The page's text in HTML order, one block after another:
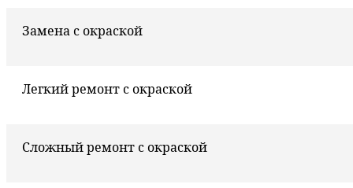
Замена с окраской
Легкий ремонт с окраской
Сложный ремонт с окраской